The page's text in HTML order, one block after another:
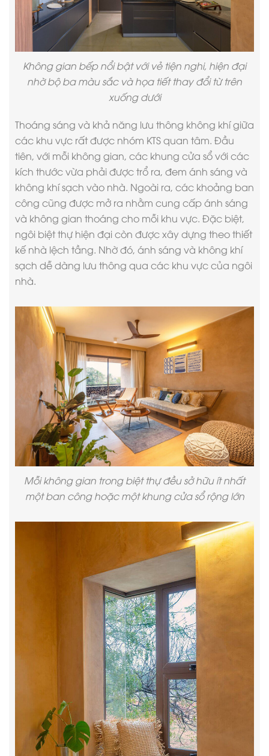
Không gian bếp nổi bật với vẻ tiện nghi, hiện đại
nhờ bộ ba màu sắc và họa tiết thay đổi từ trên
xuống dưới
Thoáng sáng và khả năng lưu thông không khí giữa
các khu vực rất được nhóm KTS quan tâm. Đầu
tiên, với mỗi không gian, các khung cửa sổ với các
kích thước vừa phải được trổ ra, đem ánh sáng và
không khí sạch vào nhà. Ngoài ra, các khoảng ban
công cũng được mở ra nhằm cung cấp ánh sáng
và không gian thoáng cho mỗi khu vực. Đặc biệt,
ngôi biệt thự hiện đại còn được xây dựng theo thiết
kế nhà lệch tầng. Nhờ đó, ánh sáng và không khí
sạch dễ dàng lưu thông qua các khu vực của ngôi
nhà.
Mỗi không gian trong biệt thự đều sở hữu ít nhất
một ban công hoặc một khung cửa sổ rộng lớn